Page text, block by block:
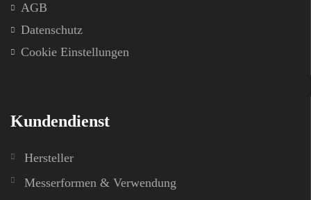
AGB
Datenschutz
Cookie Einstellungen
Kundendienst
Hersteller
Messerformen & Verwendung